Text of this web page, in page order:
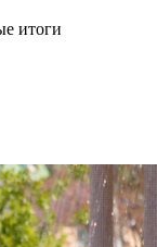
итоги